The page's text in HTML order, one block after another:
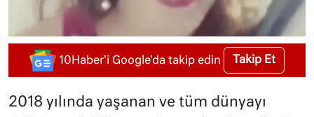
10Haber'i Google'da takip edin Takip Et
2018 yılında yaşanan ve tüm dünyayı